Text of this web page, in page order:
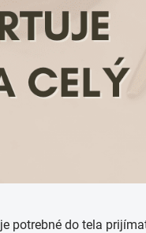
je potrebné do tela